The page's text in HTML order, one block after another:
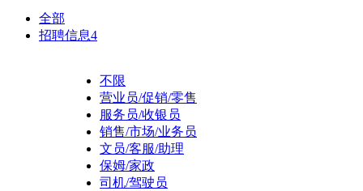
全部
招聘信息4
不限
营业员/促销/零售
服务员/收银员
销售/市场/业务员
文员/客服/助理
保姆/家政
司机/驾驶员